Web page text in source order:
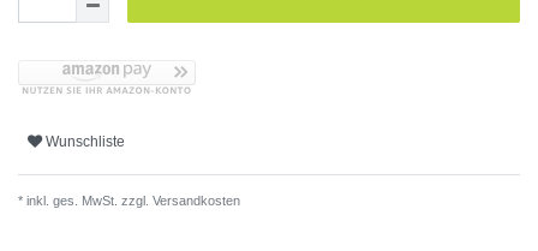
Wunschliste
* inkl. ges. MwSt. zzgl. Versandkosten